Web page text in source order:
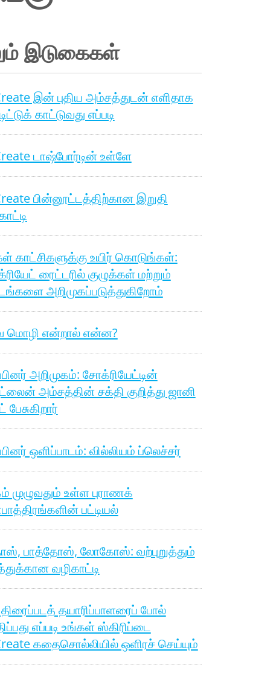
இடுகைகள்
இன் புதிய அம்சத்துடன் எளிதாக
காட்டுவது எப்படி
டாஷ்போர்டின் உள்ளே
பின்னூட்டத்திற்கான இறுதி
காட்சிகளுக்கு உயிர் கொடுங்கள்:
ரைட்டரில் குழுக்கள் மற்றும்
அறிமுகப்படுத்துகிறோம்
மொழி என்றால் என்ன?
அறிமுகம்: சோக்ரியேட்டின்
அம்சத்தின் சக்தி குறித்து ஜானி
பேசுகிறார்
ஒளிப்பாடம்: வில்லியம் ப்லெச்சர்
முழுவதும் உள்ள புராணக்
பட்டியல்
பாத்தோஸ், லோகோஸ்: வற்புறுத்தும்
வழிகாட்டி
தயாரிப்பாளரைப் போல்
எப்படி உங்கள் ஸ்கிரிப்டை
கதைசொல்லியில் ஒளிரச் செய்யும்